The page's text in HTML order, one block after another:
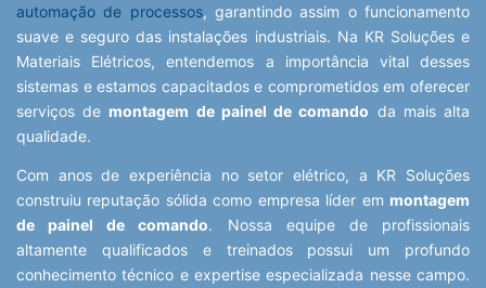
automação de processos, garantindo assim o funcionamento
suave e seguro das instalações industriais. Na KR Soluções e
Materiais Elétricos, entendemos a importância vital desses
sistemas e estamos capacitados e comprometidos em oferecer
serviços de montagem de painel de comando da mais alta
qualidade.
Com anos de experiência no setor elétrico, a KR Soluções
construiu reputação sólida como empresa líder em montagem
de painel de comando. Nossa equipe de profissionais
altamente qualificados e treinados possui um profundo
conhecimento técnico e expertise especializada nesse campo.